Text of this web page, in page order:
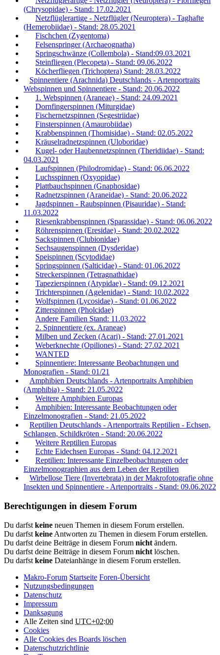
(Chrysopidae) - Stand: 17.02.2021
Netzflüglerartige - Netzflügler (Neuroptera) - Taghafte
(Hemerobiidae) - Stand: 28.05.2021
Fischchen (Zygentoma)
Felsenspringer (Archaeognatha)
Springschwänze (Collembola) - Stand:09.03.2021
Steinfliegen (Plecopeta) - Stand: 09.06.2022
Köcherfliegen (Trichoptera) Stand: 28.03.2022
Spinnentiere (Arachnida) Deutschlands - Artenportraits
Webspinnen und Spinnentiere - Stand: 20.06.2022
1. Webspinnen (Araneae) - Stand: 24.09.2021
Dornfingerspinnen (Miturgidae)
Fischernetzspinnen (Segestriidae)
Finsterspinnen (Amaurobiidae)
Krabbenspinnen (Thomisidae) - Stand: 02.05.2022
Kräuselradnetzspinnen (Uloboridae)
Kugel- oder Haubennetzspinnen (Theridiidae) - Stand:
04.03.2021
Laufspinnen (Philodromidae) - Stand: 06.06.2022
Luchsspinnen (Oxyopidae)
Plattbauchspinnen (Gnaphosidae)
Radnetzspinnen (Araneidae) - Stand: 20.06.2022
Jagdspinnen - Raubspinnen (Pisauridae) - Stand:
11.03.2022
Riesenkrabbenspinnen (Sparassidae) - Stand: 06.06.2022
Röhrenspinnen (Eresidae) - Stand: 20.02.2022
Sackspinnen (Clubionidae)
Sechsaugenspinnen (Dysderidae)
Speispinnen (Scytodidae)
Springspinnen (Salticidae) - Stand: 01.06.2022
Streckerspinnen (Tetragnathidae)
Tapezierspinnen (Atypidae) - Stand: 09.12.2021
Trichterspinnen (Agelenidae) - Stand: 10.02.2022
Wolfspinnen (Lycosidae) - Stand: 01.06.2022
Zitterspinnen (Pholcidae)
Andere Familien Stand: 11.03.2022
2. Spinnentiere (ex. Araneae)
Milben und Zecken (Acari) - Stand: 27.01.2021
Weberknechte (Opiliones) - Stand: 27.02.2021
WANTED
Spinnentiere: Interessante Beobachtungen und
Monografien - Stand: 01/21
Amphibien Deutschlands - Artenportraits Amphibien
(Amphibia) - Stand: 21.05.2022
Weitere Amphibien Europas
Amphibien: Interessante Beobachtungen oder
Einzelmonografien - Stand: 21.05.2022
Reptilien Deutschlands - Artenportraits Reptilien - Echsen,
Schlangen, Schildkröten - Stand: 20.06.2022
Weitere Reptilien Europas
Echte Eidechsen Europas - Stand: 04.12.2021
Reptilien: Interessante Einzelbeobachtungen oder
Einzelmonographien aus dem Leben der Reptilien
Wirbellose Tiere (Invertebrata) in der Makrofotografie ohne
Insekten und Spinnentiere - Artenportraits - Stand: 09.06.2022
Berechtigungen in diesem Forum
Du darfst keine neuen Themen in diesem Forum erstellen.
Du darfst keine Antworten zu Themen in diesem Forum erstellen.
Du darfst deine Beiträge in diesem Forum nicht ändern.
Du darfst deine Beiträge in diesem Forum nicht löschen.
Du darfst keine Dateianhänge in diesem Forum erstellen.
Makro-Forum Startseite Foren-Übersicht
Nutzungsbedingungen
Datenschutz
Impressum
Danksagung
Alle Zeiten sind UTC+02:00
Cookies
Alle Cookies des Boards löschen
Datenschutzrichtlinie